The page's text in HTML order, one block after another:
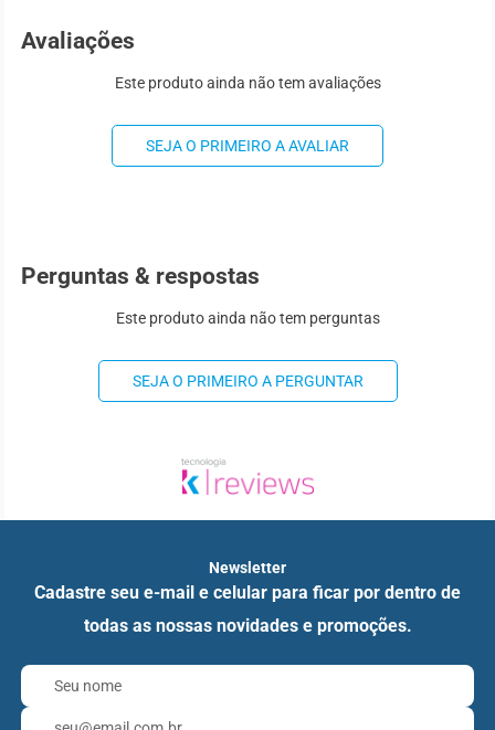
Avaliações
Este produto ainda não tem avaliações
SEJA O PRIMEIRO A AVALIAR
Perguntas & respostas
Este produto ainda não tem perguntas
SEJA O PRIMEIRO A PERGUNTAR
Newsletter
Cadastre seu e-mail e celular para ficar por dentro de
todas as nossas novidades e promoções.